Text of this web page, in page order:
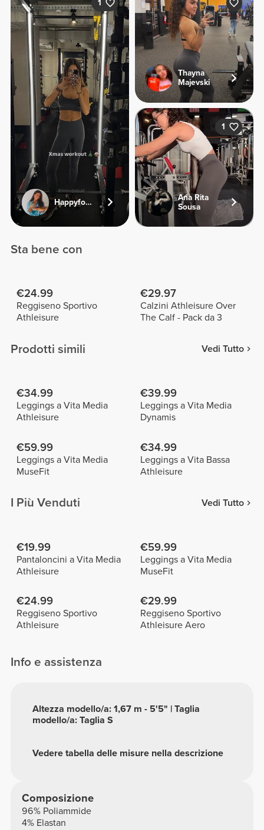
1
Happyfoodies.pt
Thayna
Majevski
1
Ana Rita
Sousa
Sta bene con
€24.99
Reggiseno Sportivo
Athleisure
€29.97
Calzini Athleisure Over
The Calf - Pack da 3
Prodotti simili Vedi Tutto
€34.99
Leggings a Vita Media
Athleisure
€39.99
Leggings a Vita Media
Dynamis
€59.99
Leggings a Vita Media
MuseFit
€34.99
Leggings a Vita Bassa
Athleisure
I Più Venduti Vedi Tutto
€19.99
Pantaloncini a Vita Media
Athleisure
€59.99
Leggings a Vita Media
MuseFit
€24.99
Reggiseno Sportivo
Athleisure
€29.99
Reggiseno Sportivo
Athleisure Aero
Info e assistenza
Vedere tabella delle misure nella descrizione
Altezza modello/a: 1,67 m - 5'5" | Taglia
modello/a: Taglia S
Composizione
96% Poliammide
4% Elastan